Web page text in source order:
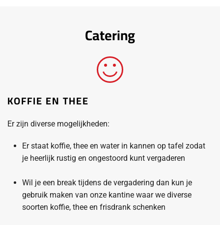
Catering
KOFFIE EN THEE
Er zijn diverse mogelijkheden:
Er staat koffie, thee en water in kannen op tafel zodat
je heerlijk rustig en ongestoord kunt vergaderen
Wil je een break tijdens de vergadering dan kun je
gebruik maken van onze kantine waar we diverse
soorten koffie, thee en frisdrank schenken